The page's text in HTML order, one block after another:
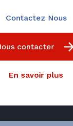
Contactez Nous
contacter
En savoir plus